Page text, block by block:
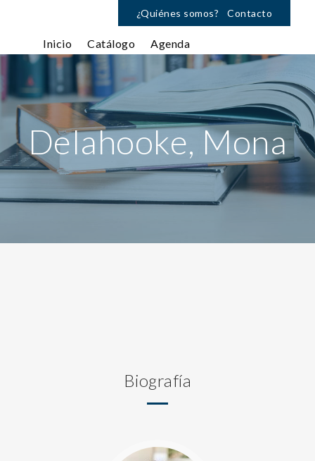
¿Quiénes somos? Contacto
Inicio Catálogo Agenda
Delahooke, Mona
Biografía